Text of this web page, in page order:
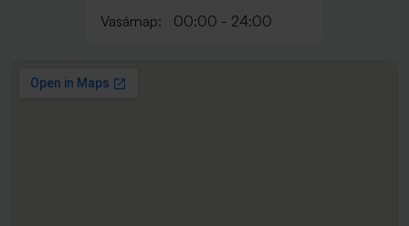
Vasárnap:
00:00 - 24:00